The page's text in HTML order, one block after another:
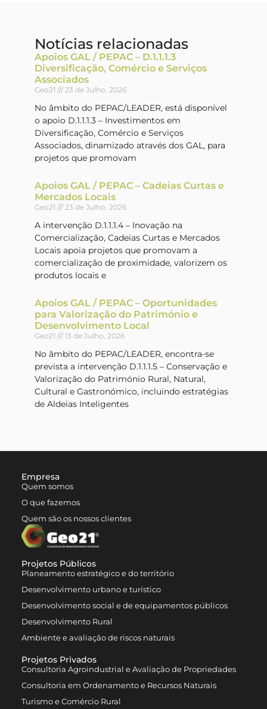
Notícias relacionadas
Apoios GAL / PEPAC – D.1.1.1.3
Diversificação, Comércio e Serviços
Associados
Geo21 23 de Julho, 2026
No âmbito do PEPAC/LEADER, está disponível
o apoio D.1.1.1.3 – Investimentos em
Diversificação, Comércio e Serviços
Associados, dinamizado através dos GAL, para
projetos que promovam
Apoios GAL / PEPAC – Cadeias Curtas e
Mercados Locais
Geo21 23 de Julho, 2026
A intervenção D.1.1.1.4 – Inovação na
Comercialização, Cadeias Curtas e Mercados
Locais apoia projetos que promovam a
comercialização de proximidade, valorizem os
produtos locais e
Apoios GAL / PEPAC – Oportunidades
para Valorização do Património e
Desenvolvimento Local
Geo21 13 de Julho, 2026
No âmbito do PEPAC/LEADER, encontra-se
prevista a intervenção D.1.1.1.5 – Conservação e
Valorização do Património Rural, Natural,
Cultural e Gastronómico, incluindo estratégias
de Aldeias Inteligentes
Empresa
Quem somos
O que fazemos
Quem são os nossos clientes
Projetos Públicos
Planeamento estratégico e do território
Desenvolvimento urbano e turístico
Desenvolvimento social e de equipamentos públicos
Desenvolvimento Rural
Ambiente e avaliação de riscos naturais
Projetos Privados
Consultoria Agroindustrial e Avaliação de Propriedades
Consultoria em Ordenamento e Recursos Naturais
Turismo e Comércio Rural